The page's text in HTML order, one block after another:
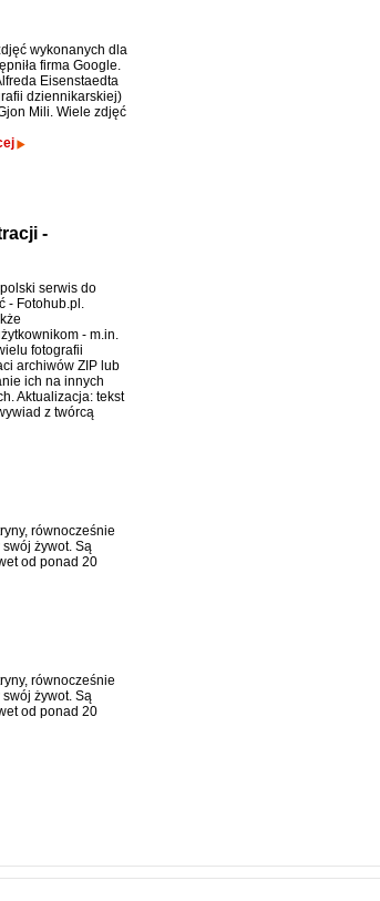
wykonanych dla
firma Google.
Eisenstaedta
dziennikarskiej)
Mili. Wiele zdjęć
-
serwis do
- Fotohub.pl.
- m.in.
fotografii
archiwów ZIP lub
ich na innych
Aktualizacja: tekst
z twórcą
równocześnie
żywot. Są
od ponad 20
równocześnie
żywot. Są
od ponad 20